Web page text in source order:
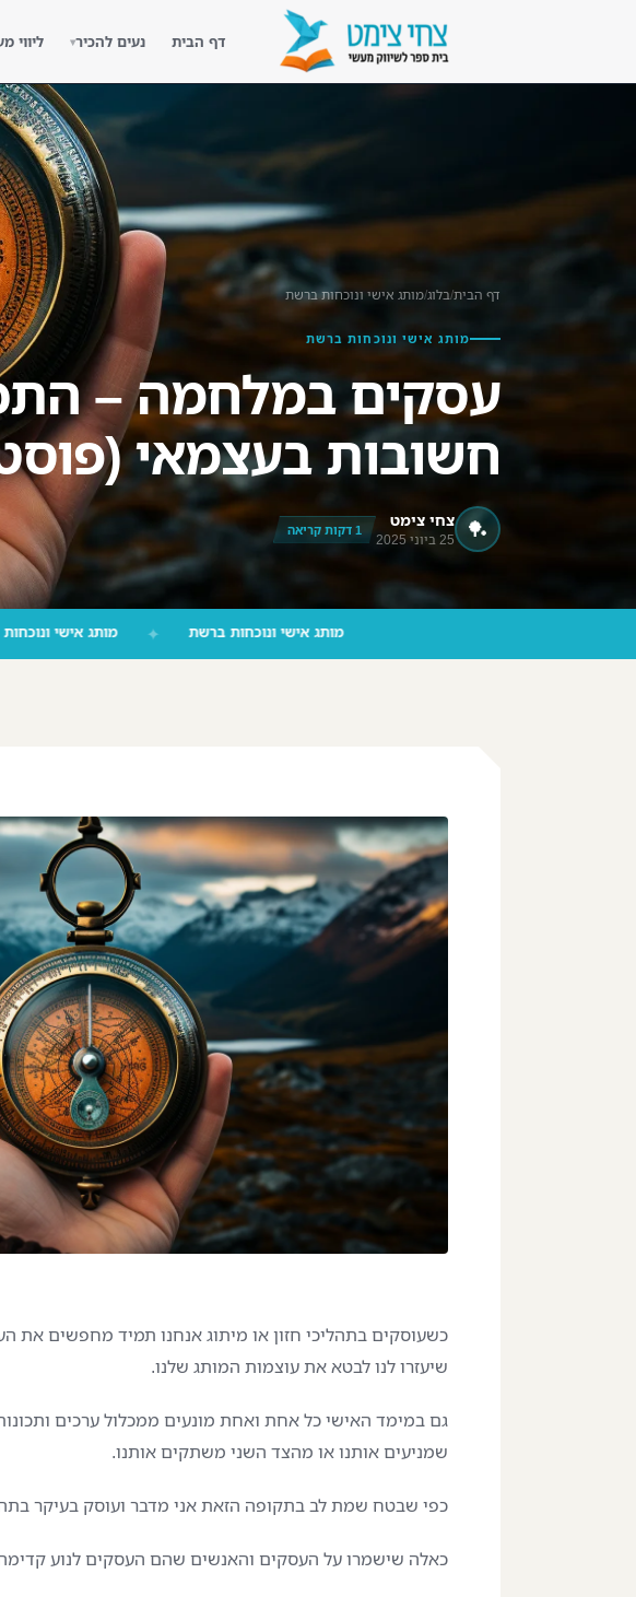
דף הבית נעים להכיר▾ ליווי
ספריית השראה
בלוג שיווק מעשי
לקוחות מספרים
דף הבית/בלוג/מותג אישי ונוכחות ברשת
מותג אישי ונוכחות ברשת
עסקים במלחמה –
חשובות בעצמאי (פוסט
🏓 צחי צימט
25 ביוני 2025
1 דקות קריאה
מותג אישי ונוכחות ברשת ✦ מותג
כשעוסקים בתהליכי חזון או מיתוג אנחנו תמיד מחפשים את
שיעזרו לנו לבטא את עוצמות המותג שלנו.
גם במימד האישי כל אחת ואחת מונעים ממכלול ערכים
שמניעים אותנו או מהצד השני משתקים אותנו.
כפי שבטח שמת לב בתקופה הזאת אני מדבר ועוסק בעיקר
כאלה שישמרו על העסקים והאנשים שהם העסקים לנוע